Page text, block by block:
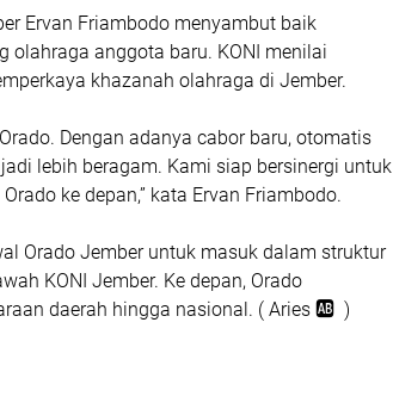
Ervan Friambodo menyambut baik
olahraga anggota baru. KONI menilai
khazanah olahraga di Jember.
Dengan adanya cabor baru, otomatis
lebih beragam. Kami siap bersinergi untuk
ke depan,” kata Ervan Friambodo.
Orado Jember untuk masuk dalam struktur
KONI Jember. Ke depan, Orado
daerah hingga nasional. ( Aries 🆎 )